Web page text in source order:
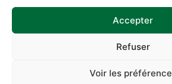
Accepter
Refuser
Voir les
courriel